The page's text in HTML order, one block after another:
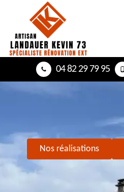
04 82 29 79 95
Nos réalisations